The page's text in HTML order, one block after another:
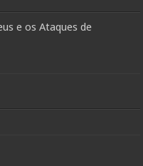
e os Ataques de